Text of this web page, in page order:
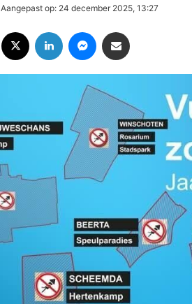
Aangepast op: 24 december 2025, 13:27